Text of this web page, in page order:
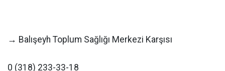
→ Balışeyh Toplum Sağlığı Merkezi Karşısı
0 (318) 233-33-18